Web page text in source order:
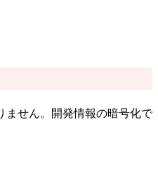
ません。開発情報の暗号化で